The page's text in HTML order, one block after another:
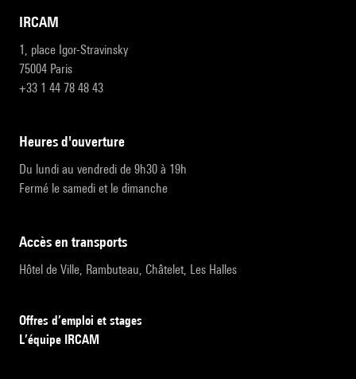
IRCAM
1, place Igor-Stravinsky
75004 Paris
+33 1 44 78 48 43
heures d'ouverture
Du lundi au vendredi de 9h30 à 19h
Fermé le samedi et le dimanche
accès en transports
Hôtel de Ville, Rambuteau, Châtelet, Les Halles
Offres d’emploi et stages
L’équipe IRCAM